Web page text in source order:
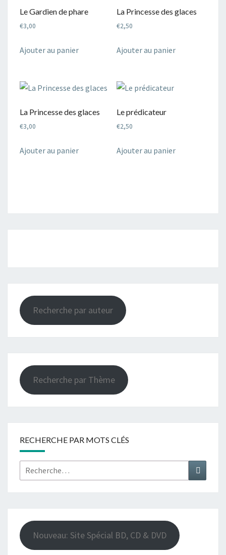
Le Gardien de phare
€3,00
Ajouter au panier
La Princesse des glaces
€2,50
Ajouter au panier
La Princesse des glaces
€3,00
Ajouter au panier
Le prédicateur
€2,50
Ajouter au panier
Recherche par auteur
Recherche par Thème
RECHERCHE PAR MOTS CLÉS
Rechercher :
Nouveau: Site Spécial BD, CD & DVD